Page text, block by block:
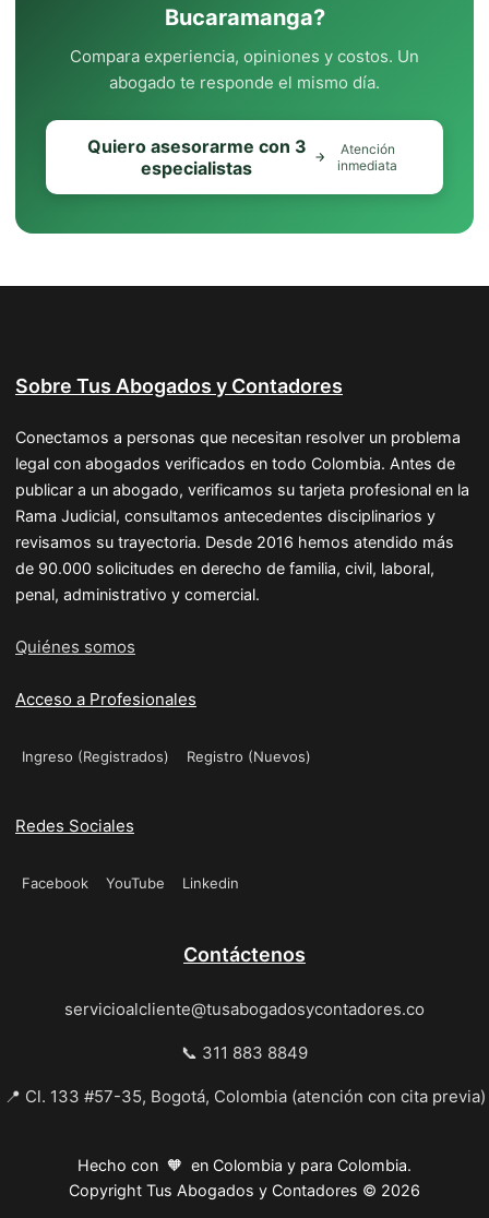
Bucaramanga?
Compara experiencia, opiniones y costos. Un
abogado te responde el mismo día.
Quiero asesorarme con 3
especialistas
Atención
inmediata
Sobre Tus Abogados y Contadores
Conectamos a personas que necesitan resolver un problema
legal con abogados verificados en todo Colombia. Antes de
publicar a un abogado, verificamos su tarjeta profesional en la
Rama Judicial, consultamos antecedentes disciplinarios y
revisamos su trayectoria. Desde 2016 hemos atendido más
de 90.000 solicitudes en derecho de familia, civil, laboral,
penal, administrativo y comercial.
Quiénes somos
Acceso a Profesionales
Ingreso (Registrados) Registro (Nuevos)
Redes Sociales
Facebook YouTube Linkedin
Contáctenos
servicioalcliente@tusabogadosycontadores.co
📞 311 883 8849
📍 Cl. 133 #57-35, Bogotá, Colombia (atención con cita previa)
Hecho con 🧡 en Colombia y para Colombia.
Copyright Tus Abogados y Contadores © 2026